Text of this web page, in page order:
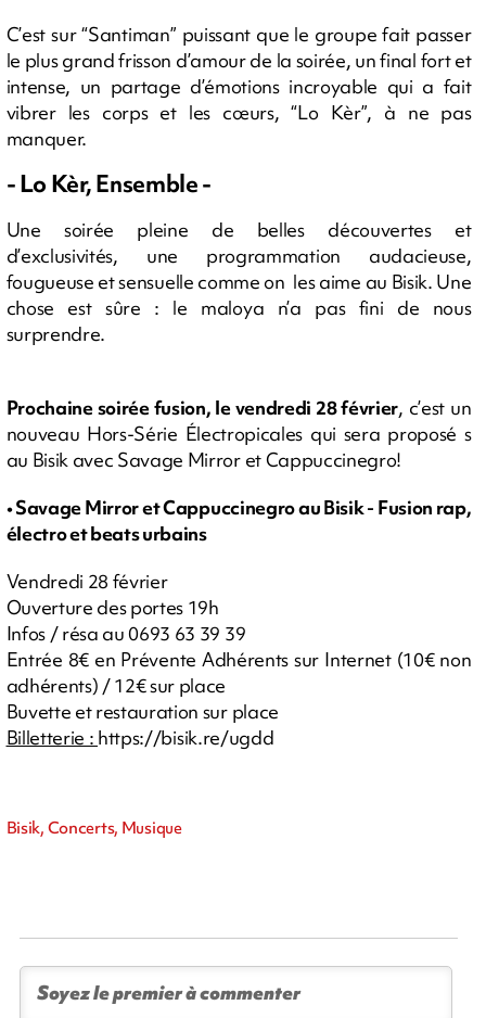
C’est sur “Santiman” puissant que le groupe fait passer
le plus grand frisson d’amour de la soirée, un final fort et
intense, un partage d’émotions incroyable qui a fait
vibrer les corps et les cœurs, “Lo Kèr”, à ne pas
manquer.
- Lo Kèr, Ensemble -
Une soirée pleine de belles découvertes et
d’exclusivités, une programmation audacieuse,
fougueuse et sensuelle comme on les aime au Bisik. Une
chose est sûre : le maloya n’a pas fini de nous
surprendre.
Prochaine soirée fusion, le vendredi 28 février, c’est un
nouveau Hors-Série Électropicales qui sera proposé s
au Bisik avec Savage Mirror et Cappuccinegro!
• Savage Mirror et Cappuccinegro au Bisik - Fusion rap,
électro et beats urbains
Vendredi 28 février
Ouverture des portes 19h
Infos / résa au 0693 63 39 39
Entrée 8€ en Prévente Adhérents sur Internet (10€ non
adhérents) / 12€ sur place
Buvette et restauration sur place
Billetterie : https://bisik.re/ugdd
Bisik, Concerts, Musique